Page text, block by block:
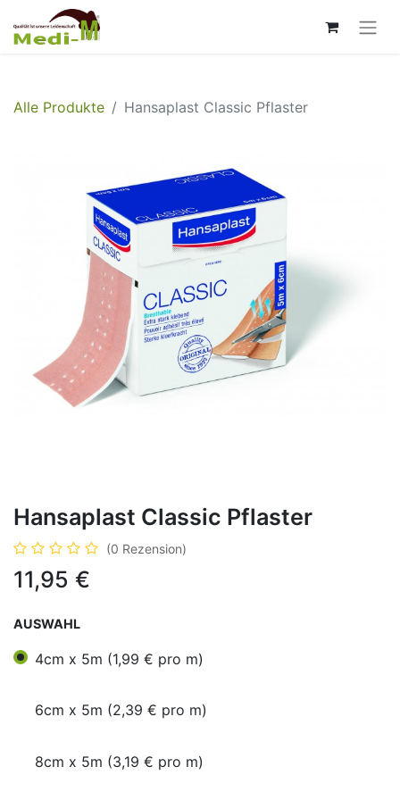
Alle Produkte Hansaplast Classic Pflaster
Hansaplast Classic Pflaster
(0 Rezension)
11,95 €
AUSWAHL
4cm x 5m (1,99 € pro m)
6cm x 5m (2,39 € pro m)
8cm x 5m (3,19 € pro m)